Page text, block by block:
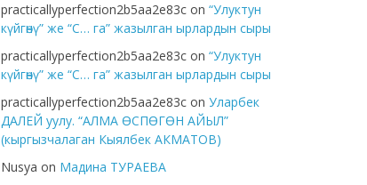
practicallyperfection2b5aa2e83c on “Улуктун
күйгөнү” же “С… га” жазылган ырлардын сыры
practicallyperfection2b5aa2e83c on “Улуктун
күйгөнү” же “С… га” жазылган ырлардын сыры
practicallyperfection2b5aa2e83c on Уларбек
ДАЛЕЙ уулу. “АЛМА ӨСПӨГӨН АЙЫЛ”
(кыргызчалаган Кыялбек АКМАТОВ)
Nusya on Мадина ТУРАЕВА